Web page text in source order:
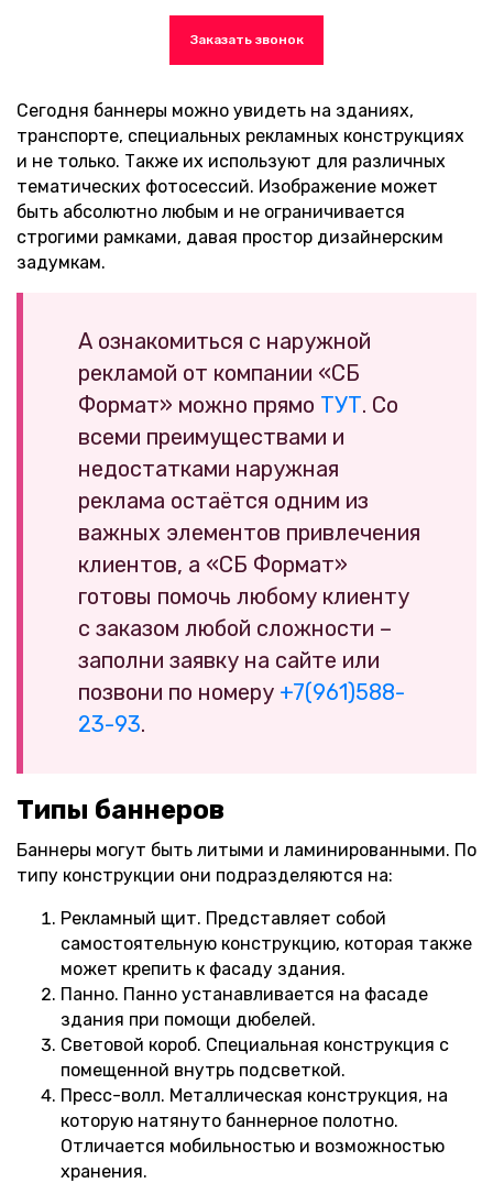
Заказать звонок
Сегодня баннеры можно увидеть на зданиях,
транспорте, специальных рекламных конструкциях
и не только. Также их используют для различных
тематических фотосессий. Изображение может
быть абсолютно любым и не ограничивается
строгими рамками, давая простор дизайнерским
задумкам.
А ознакомиться с наружной
рекламой от компании «СБ
Формат» можно прямо ТУТ. Со
всеми преимуществами и
недостатками наружная
реклама остаётся одним из
важных элементов привлечения
клиентов, а «СБ Формат»
готовы помочь любому клиенту
с заказом любой сложности –
заполни заявку на сайте или
позвони по номеру +7(961)588-
23-93.
Типы баннеров
Баннеры могут быть литыми и ламинированными. По
типу конструкции они подразделяются на:
Рекламный щит. Представляет собой
самостоятельную конструкцию, которая также
может крепить к фасаду здания.
Панно. Панно устанавливается на фасаде
здания при помощи дюбелей.
Световой короб. Специальная конструкция с
помещенной внутрь подсветкой.
Пресс-волл. Металлическая конструкция, на
которую натянуто баннерное полотно.
Отличается мобильностью и возможностью
хранения.